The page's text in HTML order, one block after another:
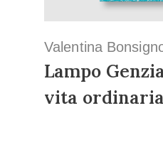
Valentina
Lampo
vita